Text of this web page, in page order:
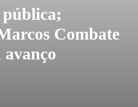
pública;
Combate
avanço